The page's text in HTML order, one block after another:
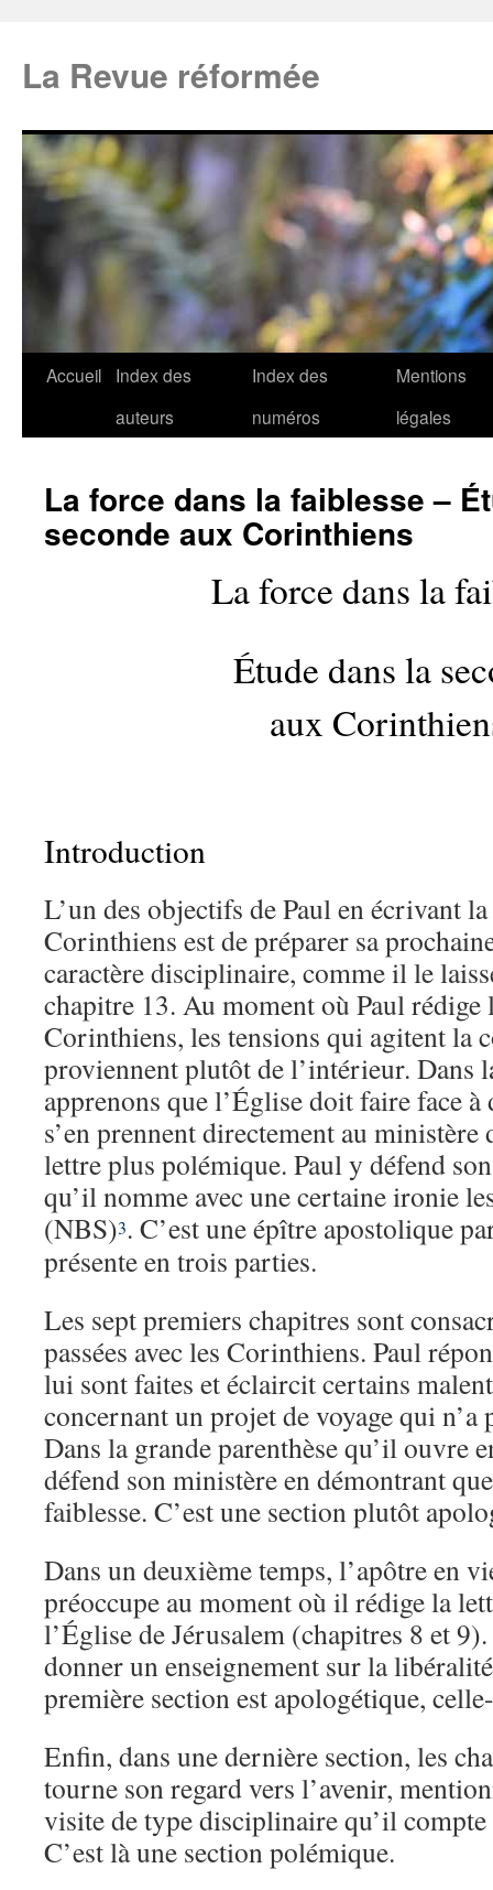
La Revue réformée
Accueil
Index des
auteurs
Index des
numéros
Mentions
légales
La force dans la faiblesse –
seconde aux Corinthiens
La force dans la
Étude dans la
aux
Introduction
L’un des objectifs de Paul en écrivant
Corinthiens est de préparer sa
caractère disciplinaire, comme il le
chapitre 13. Au moment où Paul rédige
Corinthiens, les tensions qui agitent la
proviennent plutôt de l’intérieur. Dans
apprenons que l’Église doit faire face
s’en prennent directement au ministère
lettre plus polémique. Paul y défend
qu’il nomme avec une certaine ironie
(NBS)3. C’est une épître apostolique
présente en trois parties.
Les sept premiers chapitres sont
passées avec les Corinthiens. Paul
lui sont faites et éclaircit certains
concernant un projet de voyage qui
Dans la grande parenthèse qu’il ouvre
défend son ministère en démontrant
faiblesse. C’est une section plutôt
Dans un deuxième temps, l’apôtre en
préoccupe au moment où il rédige la
l’Église de Jérusalem (chapitres 8 et
donner un enseignement sur la
première section est apologétique,
Enfin, dans une dernière section, les
tourne son regard vers l’avenir,
visite de type disciplinaire qu’il
C’est là une section polémique.